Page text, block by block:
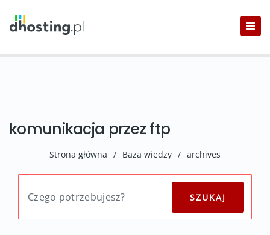
komunikacja przez ftp
Strona główna / Baza wiedzy / archives